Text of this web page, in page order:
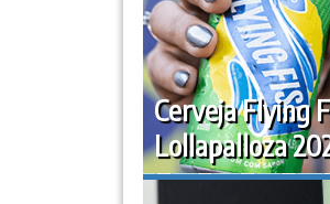
Cerveja Flying
Lollapalloza